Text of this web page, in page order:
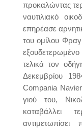
προκαλώντας
ναυτιλιακό
επηρέασε
του ομίλου
τελικά τον
Δεκεμβρίου
Compania
γιού του,
καταβάλλει